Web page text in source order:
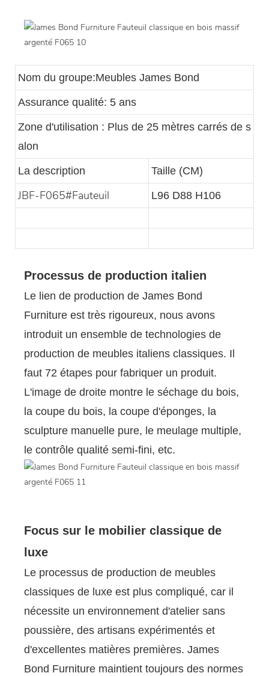
Nom du groupe:Meubles James Bond
Assurance qualité: 5 ans
Zone d'utilisation : Plus de 25 mètres carrés de s
alon
La description Taille (CM)
JBF-F065#Fauteuil L96 D88 H106
Processus de production italien
Le lien de production de James Bond
Furniture est très rigoureux, nous avons
introduit un ensemble de technologies de
production de meubles italiens classiques. Il
faut 72 étapes pour fabriquer un produit.
L'image de droite montre le séchage du bois,
la coupe du bois, la coupe d'éponges, la
sculpture manuelle pure, le meulage multiple,
le contrôle qualité semi-fini, etc.
Focus sur le mobilier classique de
luxe
Le processus de production de meubles
classiques de luxe est plus compliqué, car il
nécessite un environnement d'atelier sans
poussière, des artisans expérimentés et
d'excellentes matières premières. James
Bond Furniture maintient toujours des normes